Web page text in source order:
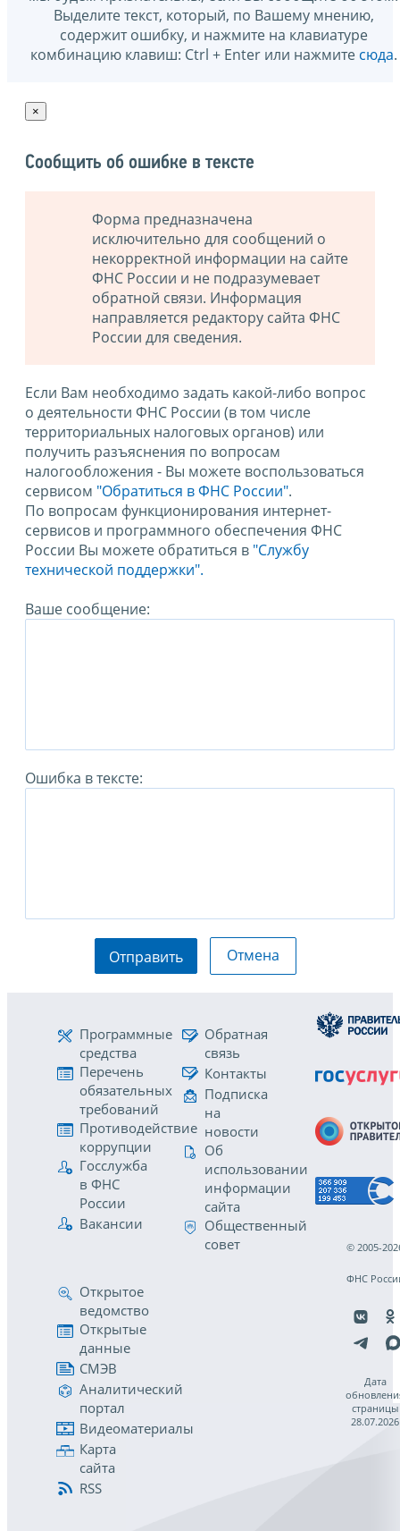
Выделите текст, который, по Вашему мнению,
содержит ошибку, и нажмите на клавиатуре
комбинацию клавиш: Ctrl + Enter или нажмите сюда.
×
Сообщить об ошибке в тексте
Форма предназначена
исключительно для сообщений о
некорректной информации на сайте
ФНС России и не подразумевает
обратной связи. Информация
направляется редактору сайта ФНС
России для сведения.
Если Вам необходимо задать какой-либо вопрос
о деятельности ФНС России (в том числе
территориальных налоговых органов) или
получить разъяснения по вопросам
налогообложения - Вы можете воспользоваться
сервисом "Обратиться в ФНС России".
По вопросам функционирования интернет-
сервисов и программного обеспечения ФНС
России Вы можете обратиться в "Службу
технической поддержки".
Ваше сообщение:
Ошибка в тексте:
Отправить Отмена
Программные
средства
Перечень
обязательных
требований
Противодействие
коррупции
Госслужба
в ФНС
России
Вакансии
Обратная
связь
Контакты
Подписка
на
новости
Об
использовании
информации
сайта
Общественный
совет
Открытое
ведомство
Открытые
данные
СМЭВ
Аналитический
портал
Видеоматериалы
Карта
сайта
RSS
© 2005-
ФНС
Дата
страницы
28.07.2026